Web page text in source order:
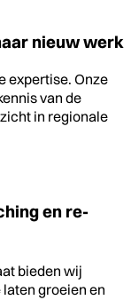
nieuw werk
expertise. Onze
van de
in regionale
en re-
bieden wij
groeien en